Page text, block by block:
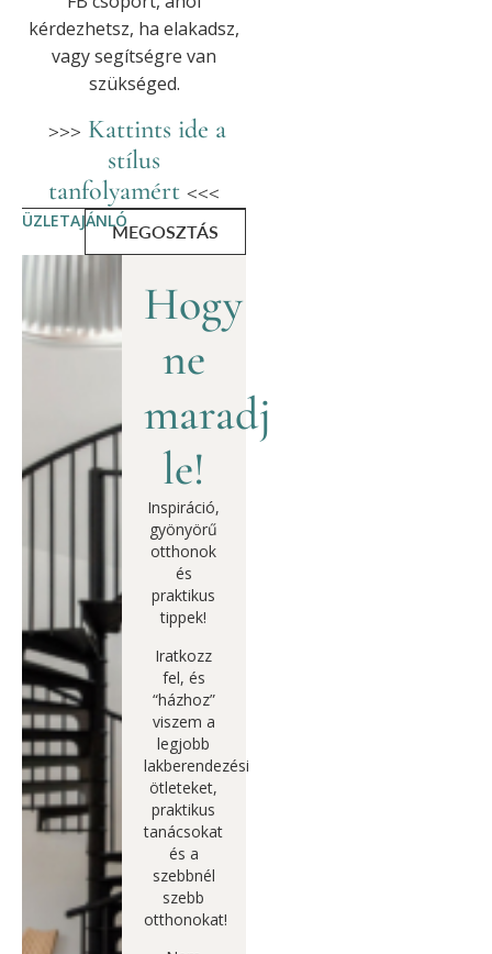
kérdezhetsz, ha elakadsz,
vagy segítségre van
szükséged.
>>> Kattints ide a
stílus
tanfolyamért <<<
ÜZLETAJÁNLÓ
MEGOSZTÁS
Hogy
ne
maradj
le!
Inspiráció,
gyönyörű
otthonok
és
praktikus
tippek!
Iratkozz
fel, és
“házhoz”
viszem a
legjobb
lakberendezési
ötleteket,
praktikus
tanácsokat
és a
szebbnél
szebb
otthonokat!